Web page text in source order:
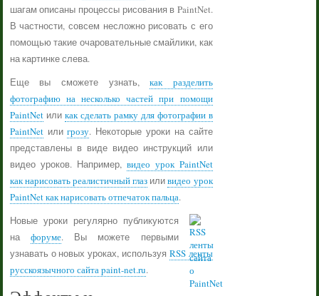
шагам описаны процессы рисования в PaintNet.
В частности, совсем несложно рисовать с его
помощью такие очаровательные смайлики, как
на картинке слева.
Еще вы сможете узнать,как разделить
фотографию на несколько частей при помощи
PaintNetили как сделать рамку для фотографии в
PaintNetилигрозу. Некоторые уроки на сайте
представлены в виде видео инструкций или
видео уроков. Например, видео урок PaintNet
как нарисовать реалистичный глаз иливидео урок
PaintNet как нарисовать отпечаток пальца.
Новые уроки регулярно публикуются
нафоруме. Вы можете первыми
узнавать о новых уроках, используя RSS ленты
русскоязычного сайта paint-net.ru.